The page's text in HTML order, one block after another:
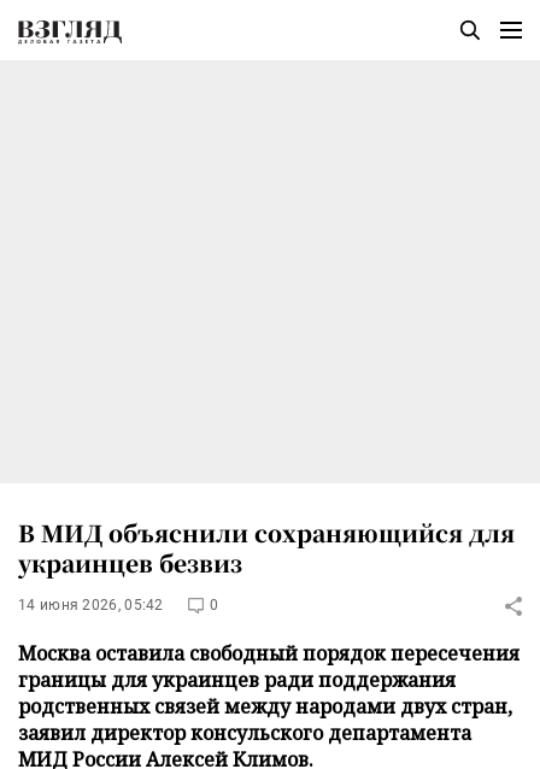
В МИД объяснили сохраняющийся для
украинцев безвиз
14 июня 2026, 05:42 0
Москва оставила свободный порядок пересечения
границы для украинцев ради поддержания
родственных связей между народами двух стран,
заявил директор консульского департамента
МИД России Алексей Климов.